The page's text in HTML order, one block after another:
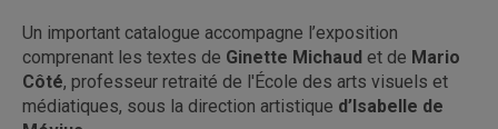
Un important catalogue accompagne l’exposition
comprenant les textes de Ginette Michaud et de Mario
Côté, professeur retraité de l'École des arts visuels et
médiatiques, sous la direction artistique d’Isabelle de